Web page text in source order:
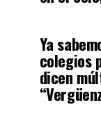
Ya
colegios
dicen